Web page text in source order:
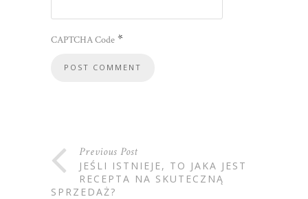
CAPTCHA Code *
Previous Post
JEŚLI ISTNIEJE, TO JAKA JEST
RECEPTA NA SKUTECZNĄ
SPRZEDAŻ?